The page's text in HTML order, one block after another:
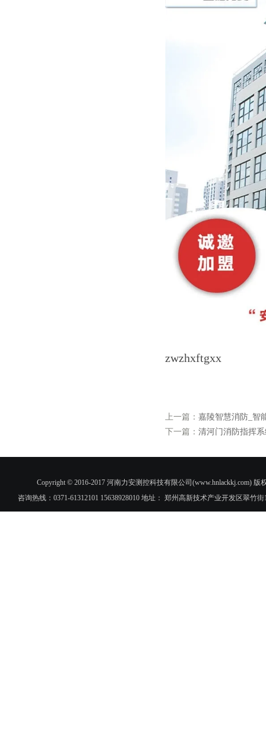
zwzhxftgxx
上一篇： 嘉陵智慧消防_智
下一篇： 清河门消防指挥
Copyright © 2016-2017 河南力安测控科技有限公司(www.hnlackkj.com)
咨询热线：0371-61312101 15638928010 地址： 郑州高新技术产业开发区翠竹